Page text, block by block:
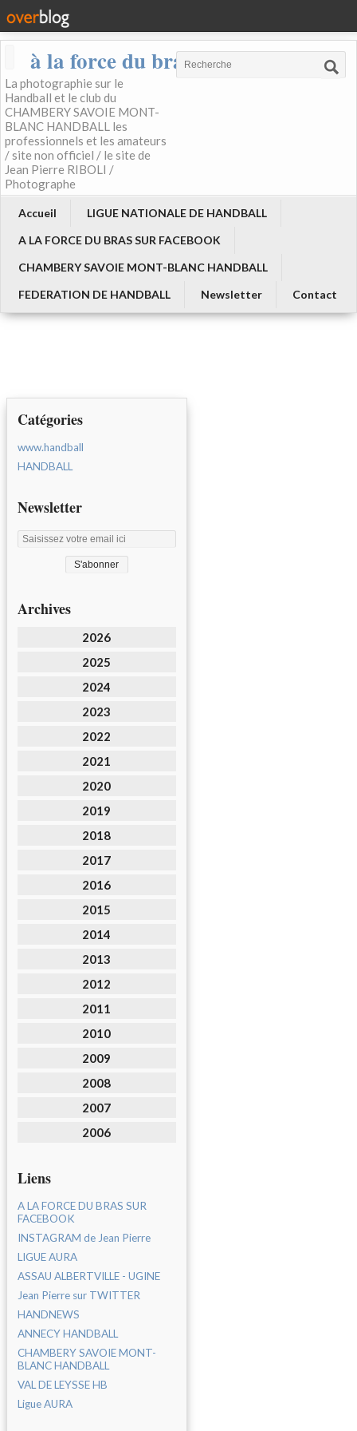
à la force du bras
La photographie sur le
Handball et le club du
CHAMBERY SAVOIE MONT-
BLANC HANDBALL les
professionnels et les amateurs
/ site non officiel / le site de
Jean Pierre RIBOLI /
Photographe
Accueil
LIGUE NATIONALE DE HANDBALL
A LA FORCE DU BRAS SUR FACEBOOK
CHAMBERY SAVOIE MONT-BLANC HANDBALL
FEDERATION DE HANDBALL
Newsletter Contact
Catégories
www.handball
HANDBALL
Newsletter
Archives
2026
2025
2024
2023
2022
2021
2020
2019
2018
2017
2016
2015
2014
2013
2012
2011
2010
2009
2008
2007
2006
Liens
A LA FORCE DU BRAS SUR
FACEBOOK
INSTAGRAM de Jean Pierre
LIGUE AURA
ASSAU ALBERTVILLE - UGINE
Jean Pierre sur TWITTER
HANDNEWS
ANNECY HANDBALL
CHAMBERY SAVOIE MONT-
BLANC HANDBALL
VAL DE LEYSSE HB
Ligue AURA